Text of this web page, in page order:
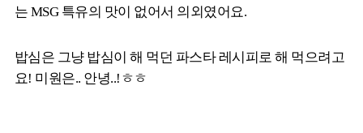
는 MSG 특유의 맛이 없어서 의외였어요.
밥심은 그냥 밥심이 해 먹던 파스타 레시피로 해 먹으려고
요! 미원은.. 안녕..!ㅎㅎ